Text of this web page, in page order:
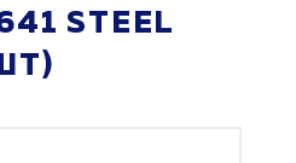
STEEL